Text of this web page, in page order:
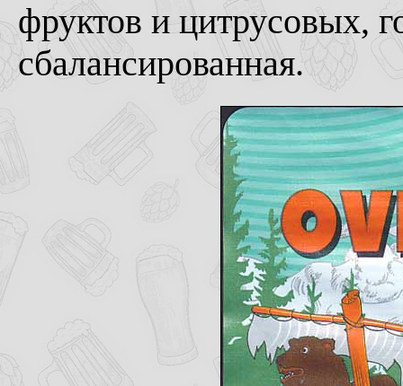
фруктов и цитрусовых,
сбалансированная.